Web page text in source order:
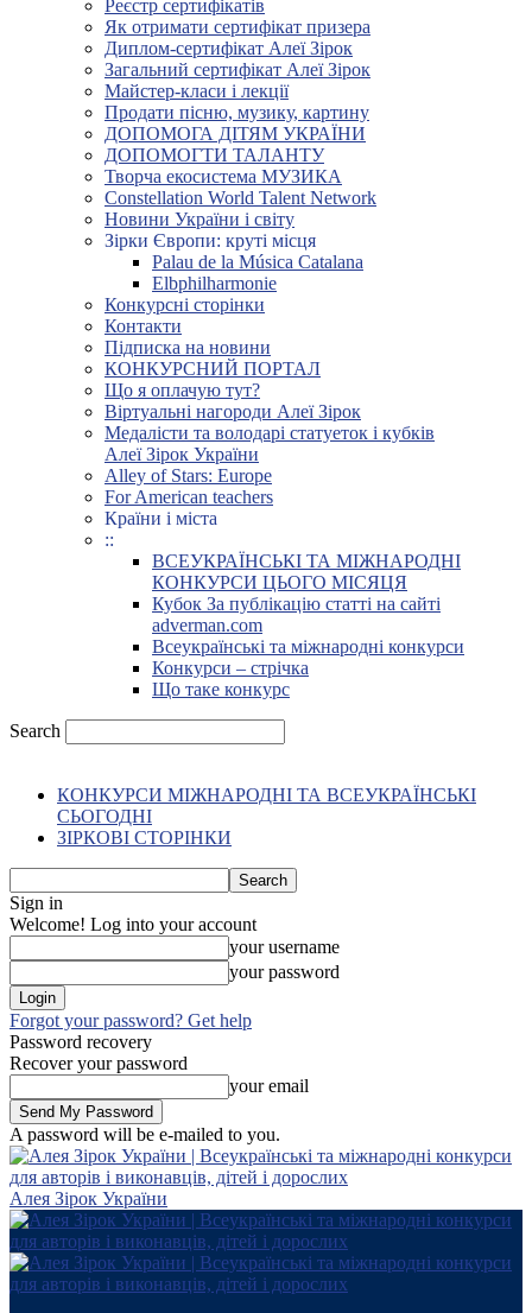
Реєстр сертифікатів
Як отримати сертифікат призера
Диплом-сертифікат Алеї Зірок
Загальний сертифікат Алеї Зірок
Майстер-класи і лекції
Продати пісню, музику, картину
ДОПОМОГА ДІТЯМ УКРАЇНИ
ДОПОМОГТИ ТАЛАНТУ
Творча екосистема МУЗИКА
Constellation World Talent Network
Новини України і світу
Зірки Європи: круті місця
Palau de la Música Catalana
Elbphilharmonie
Конкурсні сторінки
Контакти
Підписка на новини
КОНКУРСНИЙ ПОРТАЛ
Що я оплачую тут?
Віртуальні нагороди Алеї Зірок
Медалісти та володарі статуеток і кубків
Алеї Зірок України
Alley of Stars: Europe
For American teachers
Країни і міста
::
ВСЕУКРАЇНСЬКІ ТА МІЖНАРОДНІ
КОНКУРСИ ЦЬОГО МІСЯЦЯ
Кубок За публікацію статті на сайті
adverman.com
Всеукраїнські та міжнародні конкурси
Конкурси – стрічка
Що таке конкурс
Search
КОНКУРСИ МІЖНАРОДНІ ТА ВСЕУКРАЇНСЬКІ
СЬОГОДНІ
ЗІРКОВІ СТОРІНКИ
Sign in
Welcome! Log into your account
your username
your password
Forgot your password? Get help
Password recovery
Recover your password
your email
A password will be e-mailed to you.
Алея Зірок України